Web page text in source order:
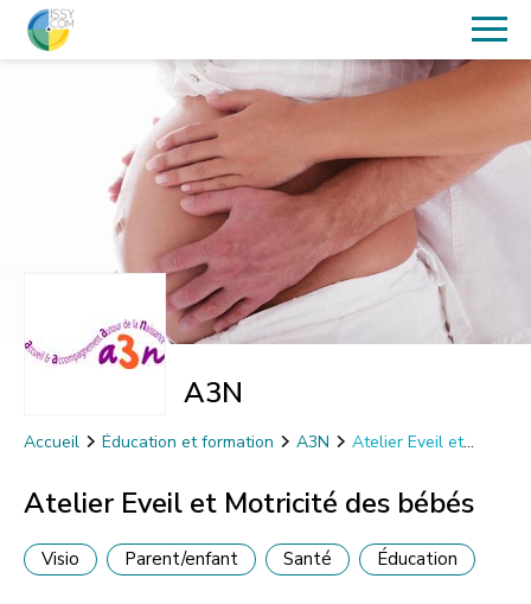
A3N
Accueil Éducation et formation A3N
Atelier Eveil et
Atelier Eveil et Motricité des bébés
Visio Parent/enfant Santé Éducation